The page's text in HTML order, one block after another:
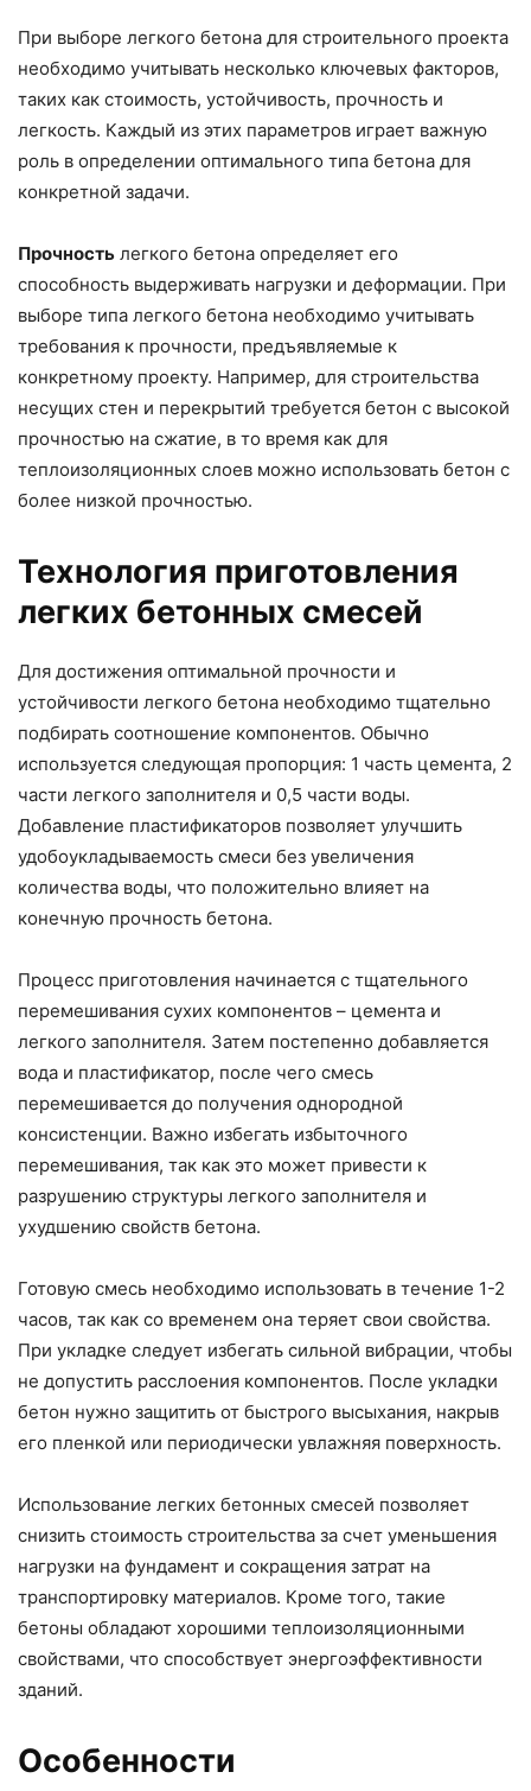
При выборе легкого бетона для строительного проекта
необходимо учитывать несколько ключевых факторов,
таких как стоимость, устойчивость, прочность и
легкость. Каждый из этих параметров играет важную
роль в определении оптимального типа бетона для
конкретной задачи.
Прочность легкого бетона определяет его
способность выдерживать нагрузки и деформации. При
выборе типа легкого бетона необходимо учитывать
требования к прочности, предъявляемые к
конкретному проекту. Например, для строительства
несущих стен и перекрытий требуется бетон с высокой
прочностью на сжатие, в то время как для
теплоизоляционных слоев можно использовать бетон с
более низкой прочностью.
Технология приготовления
легких бетонных смесей
Для достижения оптимальной прочности и
устойчивости легкого бетона необходимо тщательно
подбирать соотношение компонентов. Обычно
используется следующая пропорция: 1 часть цемента, 2
части легкого заполнителя и 0,5 части воды.
Добавление пластификаторов позволяет улучшить
удобоукладываемость смеси без увеличения
количества воды, что положительно влияет на
конечную прочность бетона.
Процесс приготовления начинается с тщательного
перемешивания сухих компонентов – цемента и
легкого заполнителя. Затем постепенно добавляется
вода и пластификатор, после чего смесь
перемешивается до получения однородной
консистенции. Важно избегать избыточного
перемешивания, так как это может привести к
разрушению структуры легкого заполнителя и
ухудшению свойств бетона.
Готовую смесь необходимо использовать в течение 1-2
часов, так как со временем она теряет свои свойства.
При укладке следует избегать сильной вибрации, чтобы
не допустить расслоения компонентов. После укладки
бетон нужно защитить от быстрого высыхания, накрыв
его пленкой или периодически увлажняя поверхность.
Использование легких бетонных смесей позволяет
снизить стоимость строительства за счет уменьшения
нагрузки на фундамент и сокращения затрат на
транспортировку материалов. Кроме того, такие
бетоны обладают хорошими теплоизоляционными
свойствами, что способствует энергоэффективности
зданий.
Особенности